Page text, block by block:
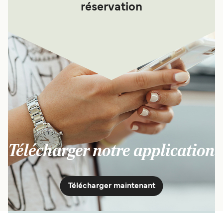
réservation
Télécharger notre application
Télécharger maintenant